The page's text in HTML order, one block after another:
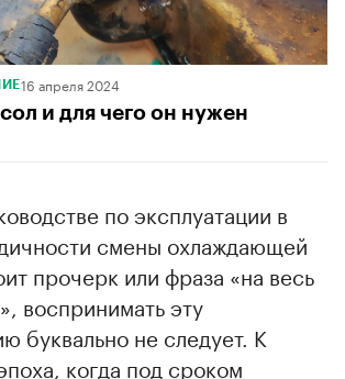
16 апреля 2024
и для чего он нужен
по эксплуатации в
смены охлаждающей
прочерк или фраза «на весь
воспринимать эту
буквально не следует. К
когда под сроком